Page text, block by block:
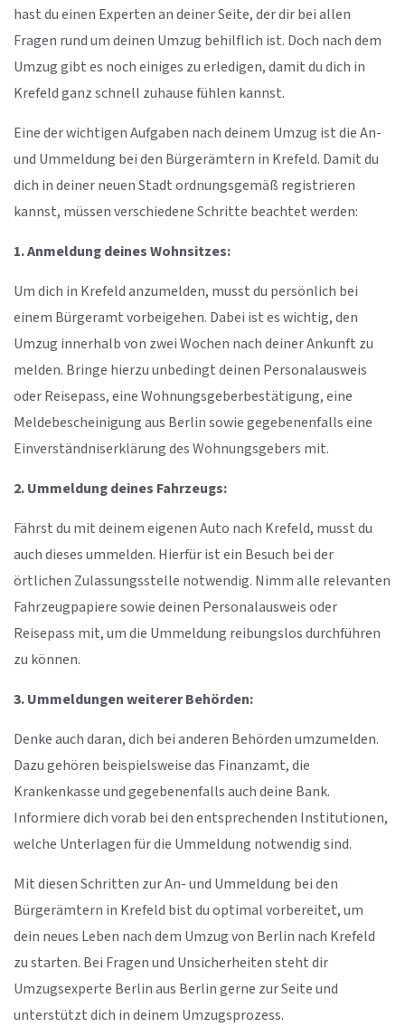
hast du einen Experten an deiner Seite, der dir bei allen
Fragen rund um deinen Umzug behilflich ist. Doch nach dem
Umzug gibt es noch einiges zu erledigen, damit du dich in
Krefeld ganz schnell zuhause fühlen kannst.
Eine der wichtigen Aufgaben nach deinem Umzug ist die An-
und Ummeldung bei den Bürgerämtern in Krefeld. Damit du
dich in deiner neuen Stadt ordnungsgemäß registrieren
kannst, müssen verschiedene Schritte beachtet werden:
1. Anmeldung deines Wohnsitzes:
Um dich in Krefeld anzumelden, musst du persönlich bei
einem Bürgeramt vorbeigehen. Dabei ist es wichtig, den
Umzug innerhalb von zwei Wochen nach deiner Ankunft zu
melden. Bringe hierzu unbedingt deinen Personalausweis
oder Reisepass, eine Wohnungsgeberbestätigung, eine
Meldebescheinigung aus Berlin sowie gegebenenfalls eine
Einverständniserklärung des Wohnungsgebers mit.
2. Ummeldung deines Fahrzeugs:
Fährst du mit deinem eigenen Auto nach Krefeld, musst du
auch dieses ummelden. Hierfür ist ein Besuch bei der
örtlichen Zulassungsstelle notwendig. Nimm alle relevanten
Fahrzeugpapiere sowie deinen Personalausweis oder
Reisepass mit, um die Ummeldung reibungslos durchführen
zu können.
3. Ummeldungen weiterer Behörden:
Denke auch daran, dich bei anderen Behörden umzumelden.
Dazu gehören beispielsweise das Finanzamt, die
Krankenkasse und gegebenenfalls auch deine Bank.
Informiere dich vorab bei den entsprechenden Institutionen,
welche Unterlagen für die Ummeldung notwendig sind.
Mit diesen Schritten zur An- und Ummeldung bei den
Bürgerämtern in Krefeld bist du optimal vorbereitet, um
dein neues Leben nach dem Umzug von Berlin nach Krefeld
zu starten. Bei Fragen und Unsicherheiten steht dir
Umzugsexperte Berlin aus Berlin gerne zur Seite und
unterstützt dich in deinem Umzugsprozess.